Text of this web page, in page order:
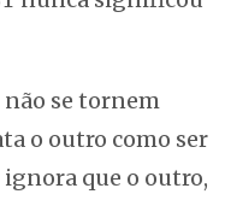
não se tornem
o outro como ser
que o outro,